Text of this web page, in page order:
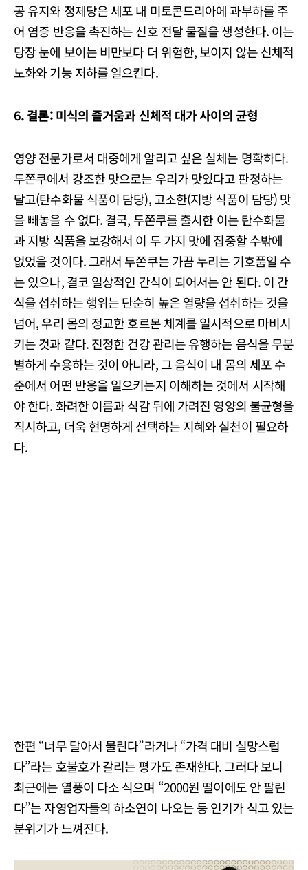
공 유지와 정제당은 세포 내 미토콘드리아에 과부하를 주
어 염증 반응을 촉진하는 신호 전달 물질을 생성한다. 이는
당장 눈에 보이는 비만보다 더 위험한, 보이지 않는 신체적
노화와 기능 저하를 일으킨다.
6. 결론: 미식의 즐거움과 신체적 대가 사이의 균형
영양 전문가로서 대중에게 알리고 싶은 실체는 명확하다.
두쫀쿠에서 강조한 맛으로는 우리가 맛있다고 판정하는
달고(탄수화물 식품이 담당), 고소한(지방 식품이 담당) 맛
을 빼놓을 수 없다. 결국, 두쫀쿠를 출시한 이는 탄수화물
과 지방 식품을 보강해서 이 두 가지 맛에 집중할 수밖에
없었을 것이다. 그래서 두쫀쿠는 가끔 누리는 기호품일 수
는 있으나, 결코 일상적인 간식이 되어서는 안 된다. 이 간
식을 섭취하는 행위는 단순히 높은 열량을 섭취하는 것을
넘어, 우리 몸의 정교한 호르몬 체계를 일시적으로 마비시
키는 것과 같다. 진정한 건강 관리는 유행하는 음식을 무분
별하게 수용하는 것이 아니라, 그 음식이 내 몸의 세포 수
준에서 어떤 반응을 일으키는지 이해하는 것에서 시작해
야 한다. 화려한 이름과 식감 뒤에 가려진 영양의 불균형을
직시하고, 더욱 현명하게 선택하는 지혜와 실천이 필요하
다.
한편 “너무 달아서 물린다”라거나 “가격 대비 실망스럽
다”라는 호불호가 갈리는 평가도 존재한다. 그러다 보니
최근에는 열풍이 다소 식으며 “2000원 떨이에도 안 팔린
다”는 자영업자들의 하소연이 나오는 등 인기가 식고 있는
분위기가 느껴진다.